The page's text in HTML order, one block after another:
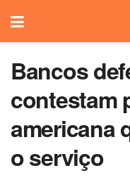
Bancos
contestam
americana
o serviço